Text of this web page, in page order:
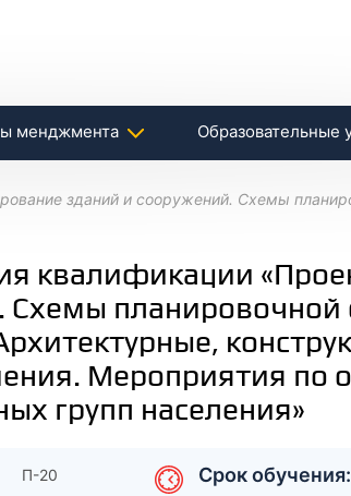
менджмента Образовательные
зданий и сооружений. Схемы
квалификации
Схемы планировочной
Мероприятия по
групп населения»
П-20 Срок обучения: